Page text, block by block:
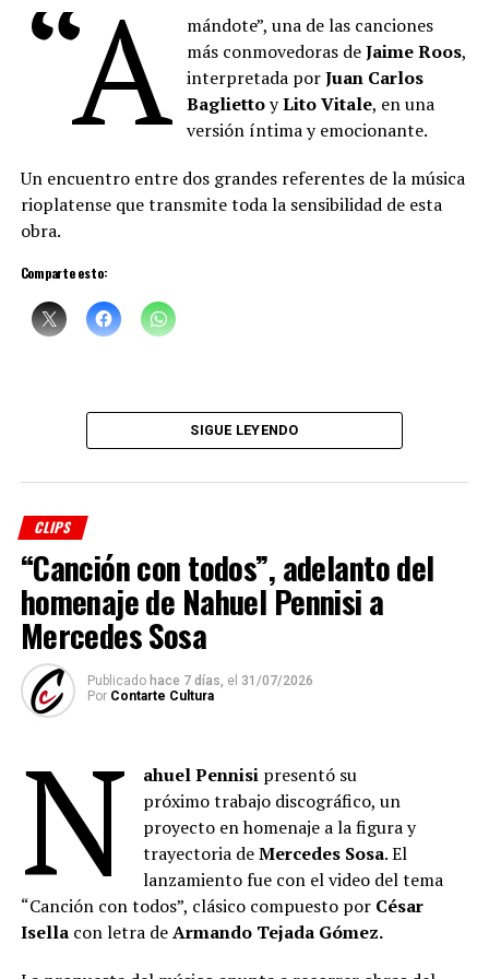
“A
mándote”, una de las canciones
más conmovedoras deJaime Roos,
interpretada porJuan Carlos
BagliettoyLito Vitale, en una
versión íntima y emocionante.
Un encuentro entre dos grandes referentes de la música
rioplatense que transmite toda la sensibilidad de esta
obra.
Comparte esto:
SIGUE LEYENDO
CLIPS
“Canción con todos”, adelanto del
homenaje de Nahuel Pennisi a
Mercedes Sosa
Publicado hace 7 días, el 31/07/2026
Por Contarte Cultura
N ahuel Pennisi presentó su
próximo trabajo discográfico, un
proyecto en homenaje a la figura y
trayectoria deMercedes Sosa. El
lanzamiento fue con el video del tema
“Canción con todos”, clásico compuesto por César
Isellacon letra deArmando Tejada Gómez.